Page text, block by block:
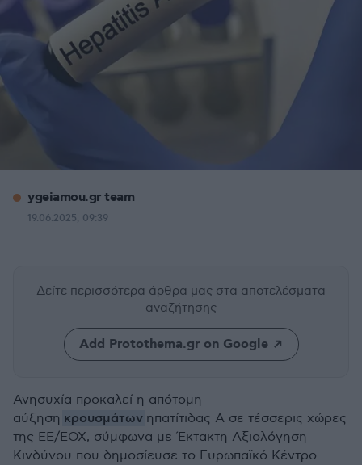
ygeiamou.gr team
19.06.2025, 09:39
Δείτε περισσότερα άρθρα μας στα αποτελέσματα
αναζήτησης
Add Protothema.gr on Google
Ανησυχία προκαλεί η απότομη
αύξηση κρουσμάτων ηπατίτιδας Α σε τέσσερις χώρες
της ΕΕ/ΕΟΧ, σύμφωνα με Έκτακτη Αξιολόγηση
Κινδύνου που δημοσίευσε το Ευρωπαϊκό Κέντρο